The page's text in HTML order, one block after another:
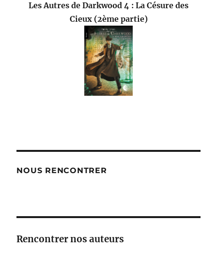
Les Autres de Darkwood 4 : La Césure des
Cieux (2ème partie)
NOUS RENCONTRER
Rencontrer nos auteurs